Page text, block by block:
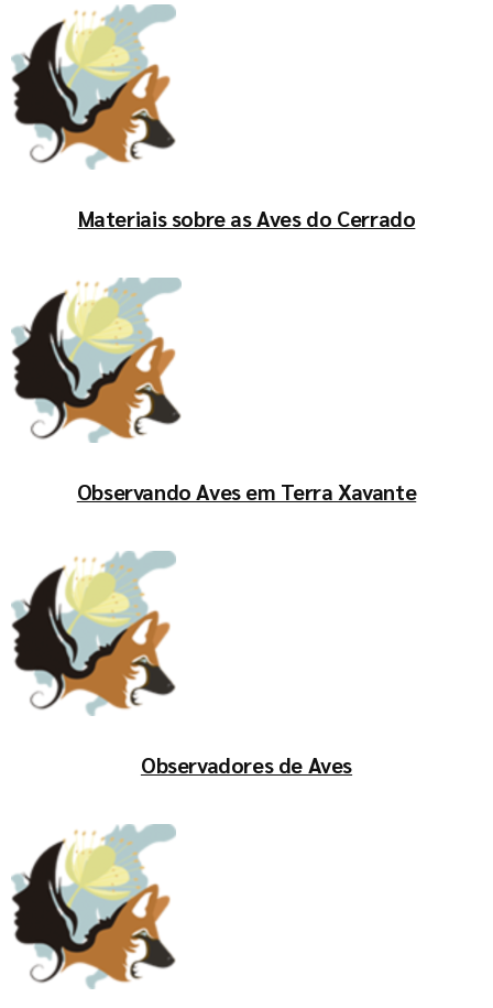
Materiais sobre as Aves do Cerrado
Observando Aves em Terra Xavante
Observadores de Aves